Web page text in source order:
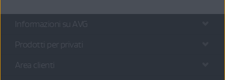
Informazioni su AVG
Prodotti per privati
Area clienti